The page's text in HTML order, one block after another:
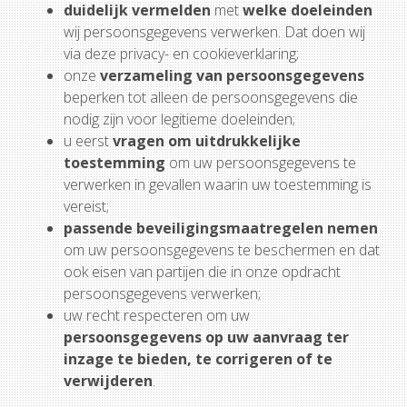
duidelijk vermeldenmetwelke doeleinden
wij persoonsgegevens verwerken. Dat doen wij
via deze privacy- en cookieverklaring;
onzeverzameling van persoonsgegevens
beperken tot alleen de persoonsgegevens die
nodig zijn voor legitieme doeleinden;
u eerstvragen om uitdrukkelijke
toestemmingom uw persoonsgegevens te
verwerken in gevallen waarin uw toestemming is
vereist;
passende beveiligingsmaatregelen nemen
om uw persoonsgegevens te beschermen en dat
ook eisen van partijen die in onze opdracht
persoonsgegevens verwerken;
uw recht respecteren om uw
persoonsgegevens op uw aanvraag ter
inzage te bieden, te corrigeren of te
verwijderen.